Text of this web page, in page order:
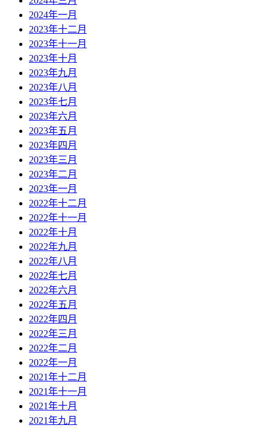
2024年一月
2023年十二月
2023年十一月
2023年十月
2023年九月
2023年八月
2023年七月
2023年六月
2023年五月
2023年四月
2023年三月
2023年二月
2023年一月
2022年十二月
2022年十一月
2022年十月
2022年九月
2022年八月
2022年七月
2022年六月
2022年五月
2022年四月
2022年三月
2022年二月
2022年一月
2021年十二月
2021年十一月
2021年十月
2021年九月